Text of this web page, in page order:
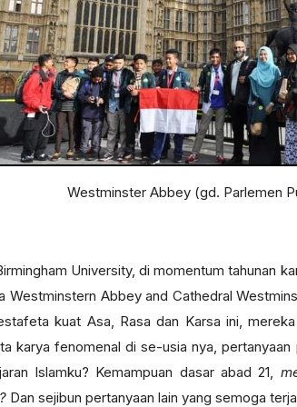
Westminster Abbey (gd. Parlemen
University, di momentum tahunan
Abbey and Cathedral
kuat Asa, Rasa dan Karsa ini,
karya fenomenal di se-usia nya,
Islamku? Kemampuan dasar abad 21,
Dan sejibun pertanyaan lain yang semoga